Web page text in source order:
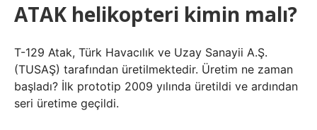
ATAK helikopteri kimin malı?
T-129 Atak, Türk Havacılık ve Uzay Sanayii A.Ş.
(TUSAŞ) tarafından üretilmektedir. Üretim ne zaman
başladı? İlk prototip 2009 yılında üretildi ve ardından
seri üretime geçildi.